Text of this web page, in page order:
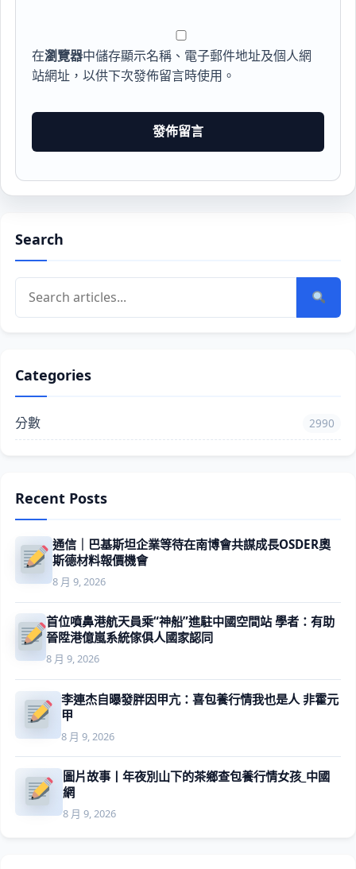
在瀏覽器中儲存顯示名稱、電子郵件地址及個人網
站網址，以供下次發佈留言時使用。
Search
Categories
分數 2990
Recent Posts
通信｜巴基斯坦企業等待在南博會共謀成長OSDER奧
斯德材料報價機會
8 月 9, 2026
首位噴鼻港航天員乘“神船”進駐中國空間站 學者：有助
晉陞港億嵐系統傢俱人國家認同
8 月 9, 2026
李連杰自曝發胖因甲亢：喜包養行情我也是人 非霍元
甲
8 月 9, 2026
圖片故事丨年夜別山下的茶鄉查包養行情女孩_中國
網
8 月 9, 2026